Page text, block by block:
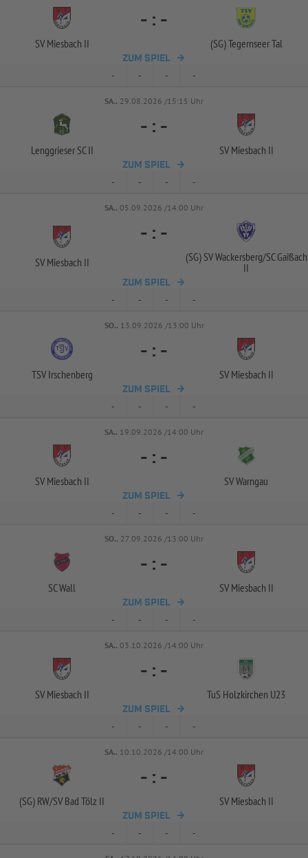
SV Miesbach II
- : -
(SG) Tegernseer Tal
ZUM SPIEL
- - - -
SA.. 29.08.2026 /15:15 Uhr
Lenggrieser SC II
- : -
SV Miesbach II
ZUM SPIEL
- - - -
SA.. 05.09.2026 /14:00 Uhr
SV Miesbach II
- : -
(SG) SV Wackersberg/SC Gaißach
II
ZUM SPIEL
- - - -
SO.. 13.09.2026 /13:00 Uhr
TSV Irschenberg
- : -
SV Miesbach II
ZUM SPIEL
- - - -
SA.. 19.09.2026 /14:00 Uhr
SV Miesbach II
- : -
SV Warngau
ZUM SPIEL
- - - -
SO.. 27.09.2026 /13:00 Uhr
SC Wall
- : -
SV Miesbach II
ZUM SPIEL
- - - -
SA.. 03.10.2026 /14:00 Uhr
SV Miesbach II
- : -
TuS Holzkirchen U23
ZUM SPIEL
- - - -
SA.. 10.10.2026 /14:00 Uhr
(SG) RW/SV Bad Tölz II
- : -
SV Miesbach II
ZUM SPIEL
- - - -